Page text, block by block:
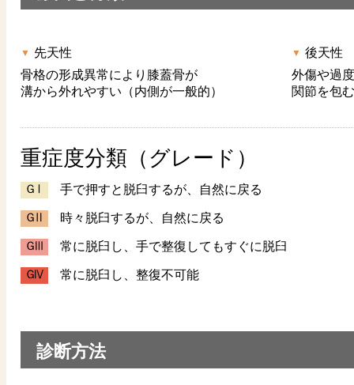
先天性
骨格の形成異常により膝蓋骨が
溝から外れやすい（内側が一般的）
後天性
外傷や過
関節を包
重症度分類（グレード）
ＧⅠ 手で押すと脱臼するが、自然に戻る
ＧⅡ 時々脱臼するが、自然に戻る
ＧⅢ 常に脱臼し、手で整復してもすぐに脱臼
ＧⅣ 常に脱臼し、整復不可能
診断方法